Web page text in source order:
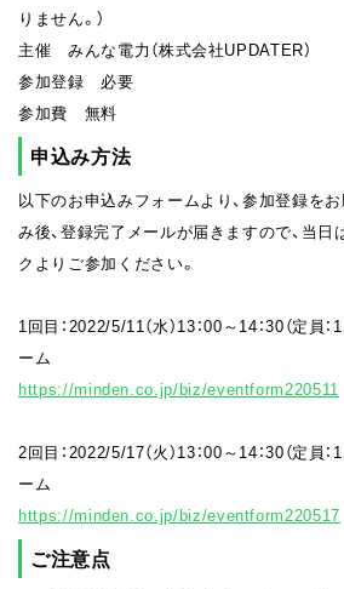
りません。）
主催 みんな電力（株式会社UPDATER）
参加登録 必要
参加費 無料
申込み方法
以下のお申込みフォームより、参加登録を
み後、登録完了メールが届きますので、当
クよりご参加ください。
1回目：2022/5/11（水）13：00～14：30（定員
ーム
https://minden.co.jp/biz/eventform220511
2回目：2022/5/17（火）13：00～14：30（定員
ーム
https://minden.co.jp/biz/eventform220517
ご注意点